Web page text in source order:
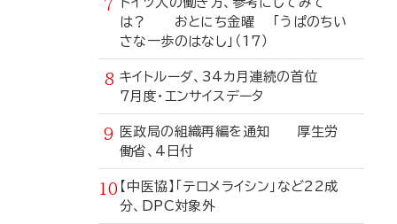
は？ おとにち金曜 「うぱのちい
さな一歩のはなし」（17）
キイトルーダ、34カ月連続の首位
7月度・エンサイスデータ
医政局の組織再編を通知 厚生労
働省、4日付
【中医協】「テロメライシン」など22成
分、DPC対象外